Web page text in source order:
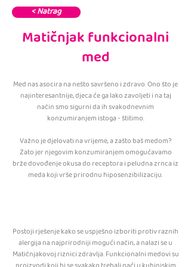
< Natrag
Matičnjak funkcionalni
med
Med nas asocira na nešto savršeno i zdravo. Ono što je
najinteresantnije, djeca će ga lako zavoljeti i na taj
način smo sigurni da ih svakodnevnim
konzumiranjem istoga - štitimo.
Važno je djelovati na vrijeme, a zašto baš medom?
Zato jer njegovim konzumiranjem omogućavamo
brže dovođenje okusa do receptora i peludna zrnca iz
meda koji vrše prirodnu hiposenzibilizaciju.
Postoji rješenje kako se uspješno izboriti protiv raznih
alergija na najprirodniji mogući način, a nalazi se u
Matičnjakovoj riznici zdravlja. Funkcionalni medovi su